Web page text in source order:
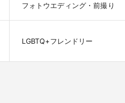
フォトウエディング・前撮り
LGBTQ+フレンドリー